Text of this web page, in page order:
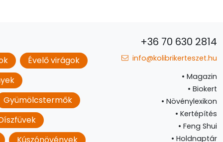
Évelő virágok
Gyümölcstermők
+36 70 630 2814
info@kolibrikerteszet.hu
• Magazin
• Biokert
• Növénylexikon
• Kertépítés
• Feng Shui
• Holdnaptár